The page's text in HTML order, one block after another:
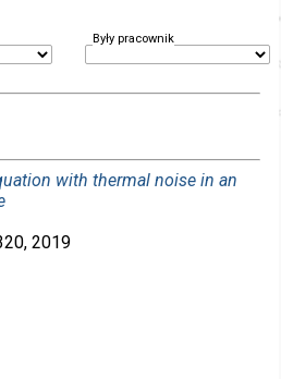
Były pracownik
with thermal noise in an
2019